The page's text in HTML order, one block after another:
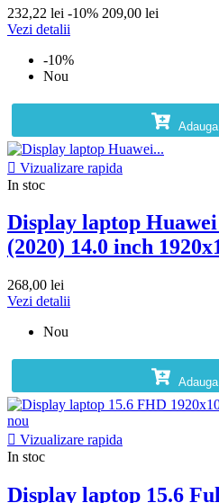
232,22 lei -10% 209,00 lei
Vezi detalii
-10%
Nou
 Vizualizare rapida
In stoc
Display laptop
(2020) 14.0 inch
268,00 lei
Vezi detalii
Nou
 Vizualizare rapida
In stoc
Display laptop 15.6